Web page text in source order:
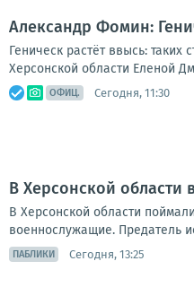
Александр Фомин:
Геническ растёт ввысь:
Херсонской области Еленой
ОФИЦ. Сегодня, 11:30
В Херсонской области
В Херсонской области
военнослужащие. Предатель
ПАБЛИКИ Сегодня, 13:25